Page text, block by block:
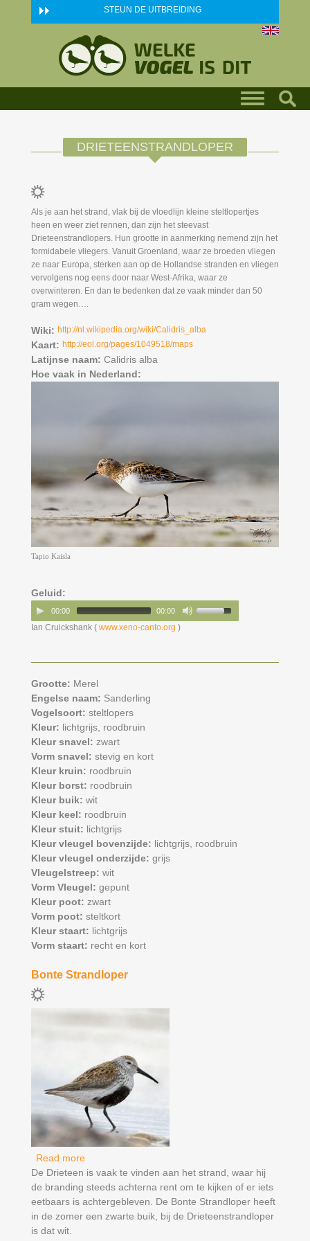
Skip to main content STEUN DE UITBREIDING
DRIETEENSTRANDLOPER
Als je aan het strand, vlak bij de vloedlijn kleine steltlopertjes
heen en weer ziet rennen, dan zijn het steevast
Drieteenstrandlopers. Hun grootte in aanmerking nemend zijn het
formidabele vliegers. Vanuit Groenland, waar ze broeden vliegen
ze naar Europa, sterken aan op de Hollandse stranden en vliegen
vervolgens nog eens door naar West-Afrika, waar ze
overwinteren. En dan te bedenken dat ze vaak minder dan 50
gram wegen….
Wiki: http://nl.wikipedia.org/wiki/Calidris_alba
Kaart: http://eol.org/pages/1049518/maps
Latijnse naam: Calidris alba
Hoe vaak in Nederland:
Tapio Kaisla
Geluid:
00:00 00:00
Ian Cruickshank ( www.xeno-canto.org )
Grootte: Merel
Engelse naam: Sanderling
Vogelsoort: steltlopers
Kleur: lichtgrijs, roodbruin
Kleur snavel: zwart
Vorm snavel: stevig en kort
Kleur kruin: roodbruin
Kleur borst: roodbruin
Kleur buik: wit
Kleur keel: roodbruin
Kleur stuit: lichtgrijs
Kleur vleugel bovenzijde: lichtgrijs, roodbruin
Kleur vleugel onderzijde: grijs
Vleugelstreep: wit
Vorm Vleugel: gepunt
Kleur poot: zwart
Vorm poot: steltkort
Kleur staart: lichtgrijs
Vorm staart: recht en kort
Bonte Strandloper
Read moreabout Bonte Strandloper
De Drieteen is vaak te vinden aan het strand, waar hij
de branding steeds achterna rent om te kijken of er iets
eetbaars is achtergebleven. De Bonte Strandloper heeft
in de zomer een zwarte buik, bij de Drieteenstrandloper
is dat wit.